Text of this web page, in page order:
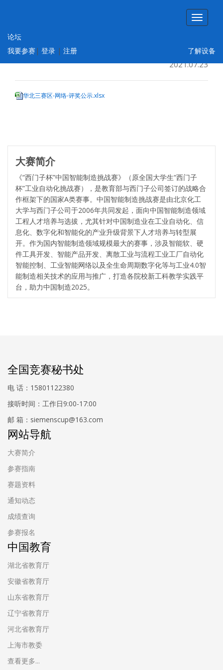
论坛
我要参赛 | 登录 | 注册 了解设备
2021.07.23
华北三赛区-网络-评奖公示.xlsx
大赛简介
《“西门子杯”中国智能制造挑战赛》（原全国大学生“西门子
杯”工业自动化挑战赛），是教育部与西门子公司签订的战略合
作框架下的国家A类赛事。中国智能制造挑战赛是由北京化工
大学与西门子公司于2006年共同发起，面向中国智能制造领域
工程人才培养与选拔，尤其针对中国制造业在工业自动化、信
息化、数字化和智能化的产业升级背景下人才培养与转型展
开。作为国内智能制造领域规模最大的赛事，涉及智能软、硬
件工具开发、智能产品开发、离散工业与流程工业工厂自动化
智能控制、工业智能网络以及全生命周期数字化等与工业4.0智
能制造相关技术的应用与推广，打造各院校新工科教学实践平
台，助力中国制造2025。
全国竞赛秘书处
电 话：15801122380
接听时间：工作日9:00-17:00
邮 箱：siemenscup@163.com
网站导航
大赛简介
参赛指南
赛题资料
通知动态
成绩查询
参赛报名
中国教育
湖北省教育厅
安徽省教育厅
山东省教育厅
辽宁省教育厅
河北省教育厅
上海市教委
查看更多...